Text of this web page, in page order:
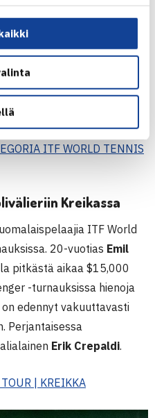
Tour turnauksista oli
kokemusta.
ITF WORLD TENNIS
ITF WORLD TENNIS
Kreikassa
ITF World
20-vuotias Emil
pitkästä aikaa $15,000
-turnauksissa hienoja
edennyt vakuuttavasti
Perjantaisessa
Erik Crepaldi.
| KREIKKA